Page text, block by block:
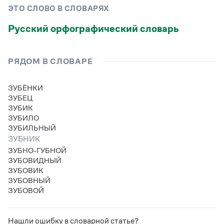
Словари русского языка как государственного
для школьников
Письмовник
Справочник по пунктуации
Словарь-справочник трудностей
Справочник по фразеологии
Азбучные истины
Словарь-справочник непростые слова
Все справочники портала
Новости и события
Словарь русских имён
Словарь методических терминов
(1956)
ЭТО СЛОВО В СЛОВАРЯХ
Русский орфографический словарь
РЯДОМ В СЛОВАРЕ
ЗУБЁНКИ
ЗУБЕЦ
ЗУБИК
ЗУБИЛО
ЗУБИЛЬНЫЙ
ЗУБНИК
ЗУБНО-ГУБНОЙ
ЗУБОВИДНЫЙ
ЗУБОВИК
ЗУБОВНЫЙ
ЗУБОВОЙ
Нашли ошибку в словарной статье?